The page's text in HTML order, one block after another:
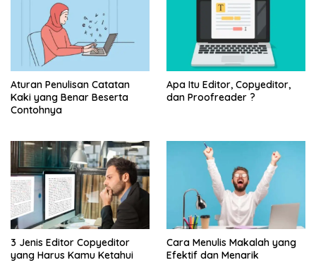
Aturan Penulisan Catatan
Kaki yang Benar Beserta
Contohnya
Apa Itu Editor, Copyeditor,
dan Proofreader ?
3 Jenis Editor Copyeditor
yang Harus Kamu Ketahui
Cara Menulis Makalah yang
Efektif dan Menarik